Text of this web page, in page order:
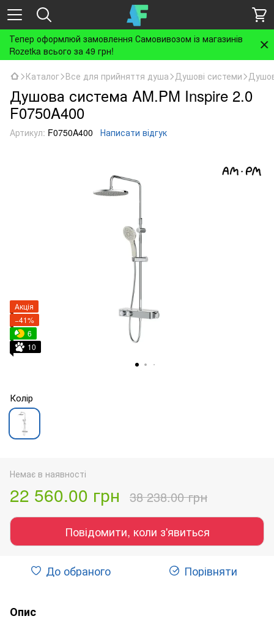
Тепер оформлюй замовлення Самовивозом із магазинів
Rozetka всього за 49 грн!
Каталог Все для прийняття душа Душові системи
Душова система AM.PM Inspire 2.0
F0750A400
Артикул: F0750A400 Написати відгук
Акція
−41%
6
10
Колір
Немає в наявності
22 560.00 грн 38 238.00 грн
Повідомити, коли з'явиться
До обраного Порівняти
Опис